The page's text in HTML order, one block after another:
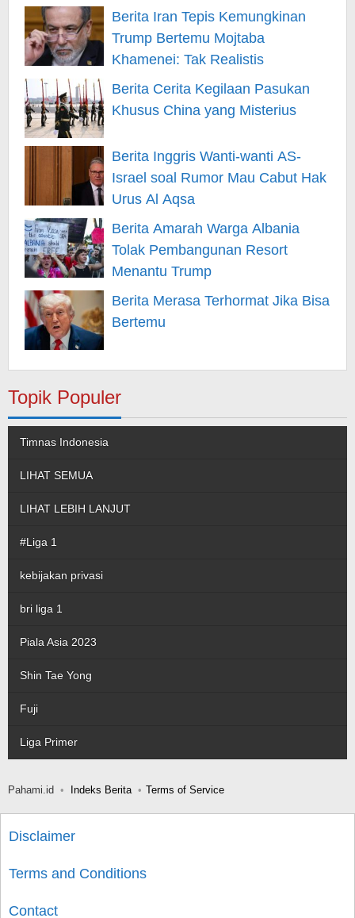
Berita Iran Tepis Kemungkinan
Trump Bertemu Mojtaba
Khamenei: Tak Realistis
Berita Cerita Kegilaan Pasukan
Khusus China yang Misterius
Berita Inggris Wanti-wanti AS-
Israel soal Rumor Mau Cabut Hak
Urus Al Aqsa
Berita Amarah Warga Albania
Tolak Pembangunan Resort
Menantu Trump
Berita Merasa Terhormat Jika Bisa
Bertemu
Topik Populer
Timnas Indonesia
LIHAT SEMUA
LIHAT LEBIH LANJUT
#Liga 1
kebijakan privasi
bri liga 1
Piala Asia 2023
Shin Tae Yong
Fuji
Liga Primer
Pahami.id Indeks Berita Terms of Service
Disclaimer
Terms and Conditions
Contact